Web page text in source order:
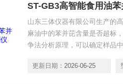
ST-GB3高智能食用油
山东三体仪器有限公司生产的
麻油中的苯并芘含量是否超标
争法分析原理，可以确定样品
更新日期： 2026-06-25